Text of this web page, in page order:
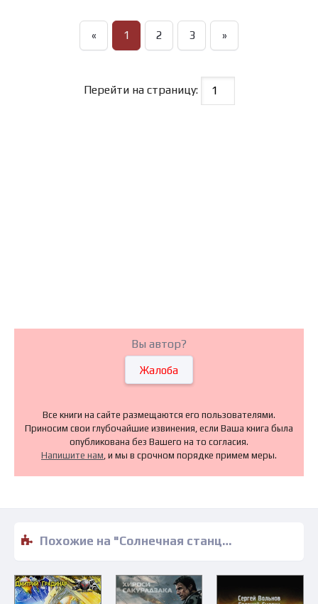
« 1 2 3 »
Перейти на страницу:
Вы автор?
Жалоба
Все книги на сайте размещаются его пользователями.
Приносим свои глубочайшие извинения, если Ваша книга была
опубликована без Вашего на то согласия.
Напишите нам , и мы в срочном порядке примем меры.
Похожие на "Солнечная станция - Андреас Эшбах" книги читать бесплатно полные версии